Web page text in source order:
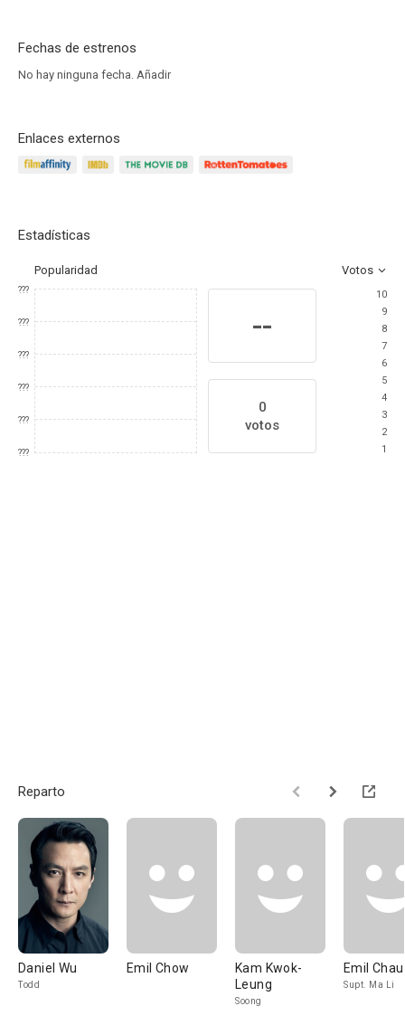
Fechas de estrenos
No hay ninguna fecha. Añadir
Enlaces externos
Estadísticas
Popularidad Votos
???
???
???
???
???
???
--
0
votos
10
9
8
7
6
5
4
3
2
1
Reparto
Daniel Wu
Todd
Emil Chow
Kam Kwok-
Leung
Soong
Emil Chau
Supt. Ma Li